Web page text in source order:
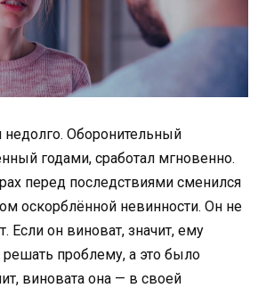
недолго. Оборонительный
годами, сработал мгновенно.
перед последствиями сменился
оскорблённой невинности. Он не
Если он виноват, значит, ему
проблему, а это было
виновата она — в своей